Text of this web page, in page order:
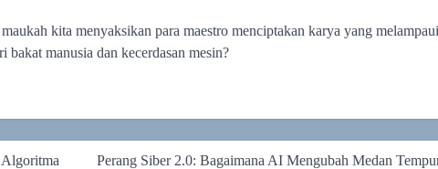
kita menyaksikan para maestro menciptakan karya yang melampaui
manusia dan kecerdasan mesin?
Perang Siber 2.0: Bagaimana AI Mengubah Medan